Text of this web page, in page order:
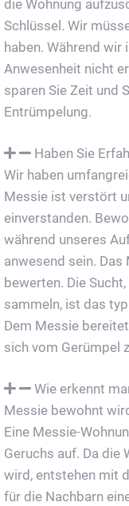
die Wohnung
Schlüssel. Wir
haben. Während
Anwesenheit nicht
sparen Sie Zeit und
Entrümpelung.
Haben Sie
Wir haben
Messie ist verstört
einverstanden.
während unseres
anwesend sein.
bewerten. Die
sammeln, ist das
Dem Messie
sich vom Gerümpel
Wie erkennt
Messie bewohnt
Eine Messie-
Geruchs auf. Da die
wird, entstehen mit
für die Nachbarn